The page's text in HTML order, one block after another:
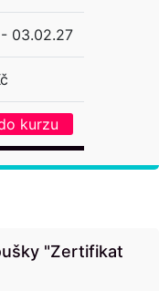
- 03.02.27
kurzu
"Zertifikat